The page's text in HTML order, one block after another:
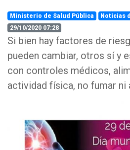
Ministerio de Salud Pública Noticias
29/10/2020 07:28
Si bien hay factores de
pueden cambiar, otros sí y
con controles médicos,
actividad física, no fumar ni